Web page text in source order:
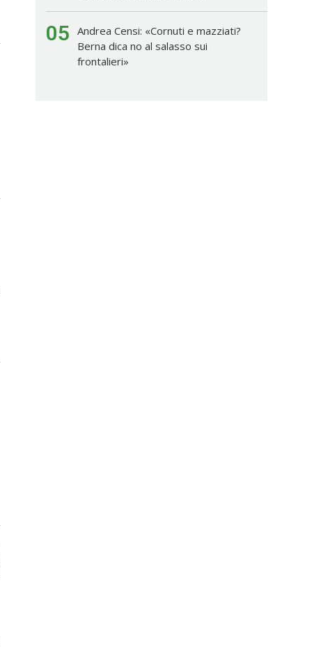
05 Andrea Censi: «Cornuti e mazziati?
Berna dica no al salasso sui
frontalieri»